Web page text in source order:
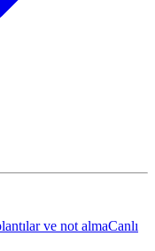
ve not almaCanlı